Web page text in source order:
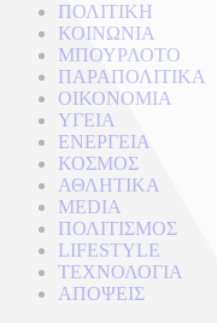
ΠΟΛΙΤΙΚΗ
ΚΟΙΝΩΝΙΑ
ΜΠΟΥΡΛΟΤΟ
ΠΑΡΑΠΟΛΙΤΙΚΑ
ΟΙΚΟΝΟΜΙΑ
ΥΓΕΙΑ
ΕΝΕΡΓΕΙΑ
ΚΟΣΜΟΣ
ΑΘΛΗΤΙΚΑ
MEDIA
ΠΟΛΙΤΙΣΜΟΣ
LIFESTYLE
ΤΕΧΝΟΛΟΓΙΑ
ΑΠΟΨΕΙΣ